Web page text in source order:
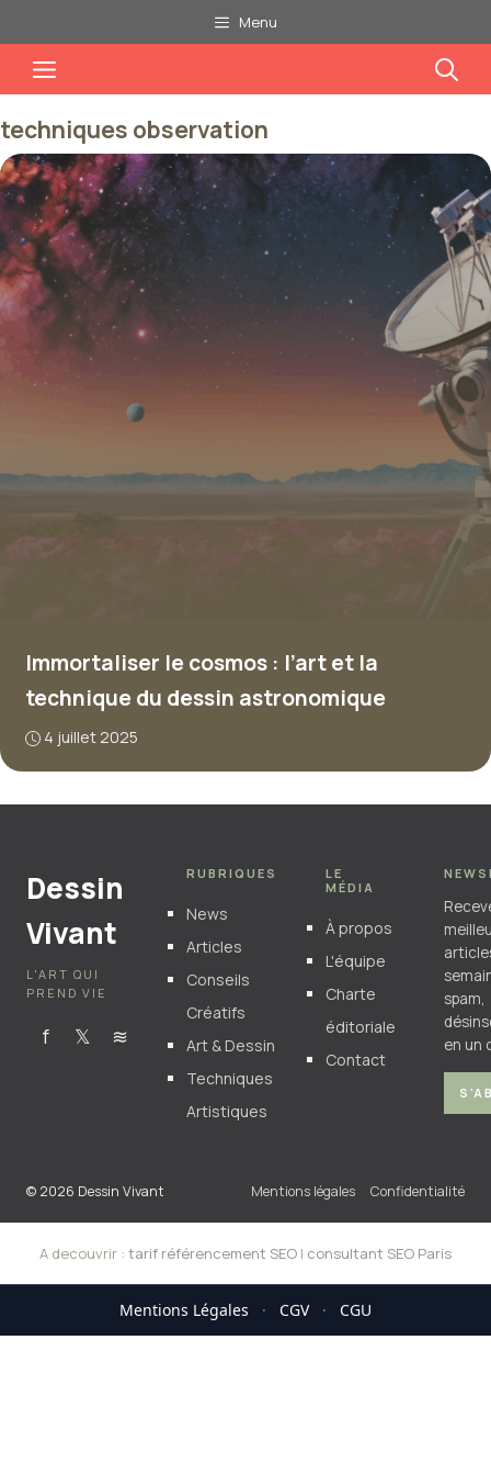
au
contenu
Menu
Menu
techniques observation
Immortaliser le cosmos : l’art et la
technique du dessin astronomique
4 juillet 2025
Dessin
Vivant
L'ART QUI
PREND VIE
f 𝕏 ≋
RUBRIQUES
News
Articles
Conseils
Créatifs
Art & Dessin
Techniques
Artistiques
LE
MÉDIA
À propos
L'équipe
Charte
éditoriale
Contact
spam,
en un
© 2026 Dessin Vivant Mentions légales Confidentialité
A decouvrir : tarif référencement SEO | consultant SEO Paris
Mentions Légales · CGV · CGU